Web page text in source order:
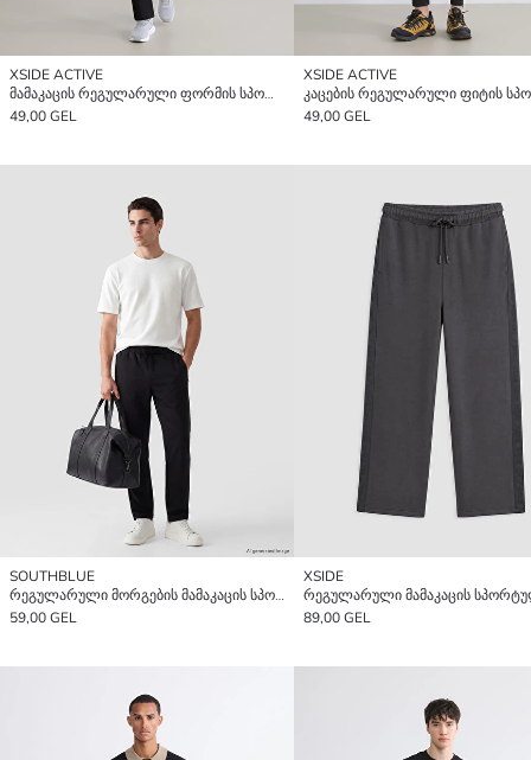
XSIDE ACTIVE
მამაკაცის რეგულარული ფორმის სპორტული შარვალი
49,00 GEL
XSIDE ACTIVE
49,00 GEL
SOUTHBLUE
რეგულარული მორგების მამაკაცის სპორტული შარვალი
59,00 GEL
XSIDE
89,00 GEL